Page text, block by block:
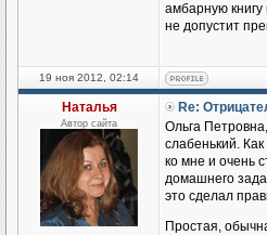
амбарную книгу
не допустит
19 ноя 2012, 02:14
Наталья
Автор сайта
Re:
Ольга
слабенький.
ко мне и очень
домашнего
это сделал
Простая,